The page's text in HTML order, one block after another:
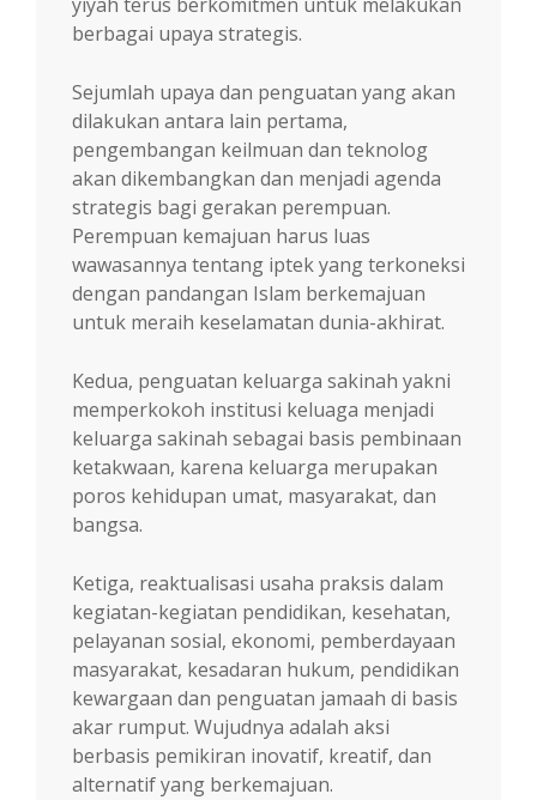
berbagai upaya strategis.
Sejumlah upaya dan penguatan yang akan
dilakukan antara lain pertama,
pengembangan keilmuan dan teknolog
akan dikembangkan dan menjadi agenda
strategis bagi gerakan perempuan.
Perempuan kemajuan harus luas
wawasannya tentang iptek yang terkoneksi
dengan pandangan Islam berkemajuan
untuk meraih keselamatan dunia-akhirat.
Kedua, penguatan keluarga sakinah yakni
memperkokoh institusi keluaga menjadi
kelu­arga sakinah sebagai basis pembinaan
ketak­waan, karena keluarga merupakan
poros kehi­dupan umat, masyarakat, dan
bangsa.
Ketiga, reaktualisasi usaha praksis dalam
kegiatan-kegiatan pendidikan, kesehatan,
pelayanan sosial, ekonomi, pemberdayaan
masyarakat, kesadaran hukum, pendidikan
kewargaan dan penguatan jamaah di basis
akar rumput. Wu­jud­nya adalah aksi
berbasis pemikiran inova­tif, kreatif, dan
alternatif yang berkemajuan.